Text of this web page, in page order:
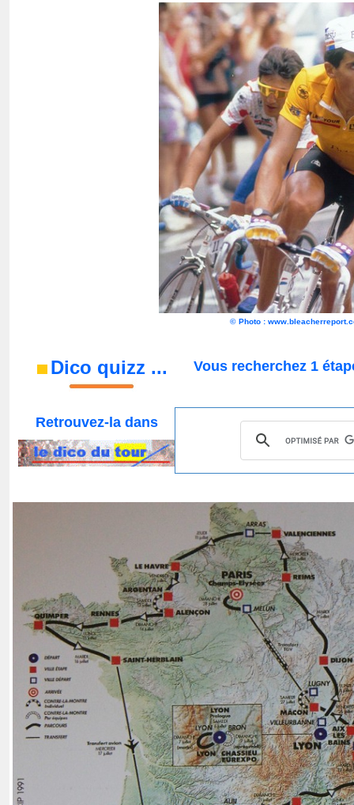
© Photo :
Dico quizz ... Vous recherchez 1
Retrouvez-la dans